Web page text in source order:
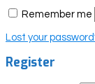
Remember me
Lost your
Register